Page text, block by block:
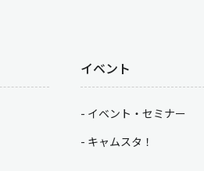
イベント
イベント・セミナー
キャムスタ！